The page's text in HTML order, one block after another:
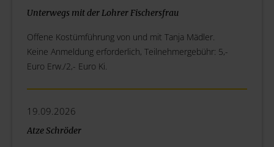
Unterwegs mit der Lohrer Fischersfrau
Offene Kostümführung von und mit Tanja Mädler.
Keine Anmeldung erforderlich, Teilnehmergebühr: 5,-
Euro Erw./2,- Euro Ki.
19.09.2026
Atze Schröder